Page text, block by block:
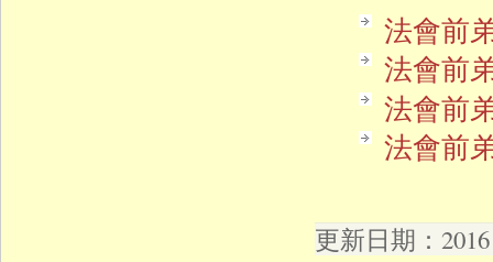
法會前
法會前
法會前
法會前
更新日期：